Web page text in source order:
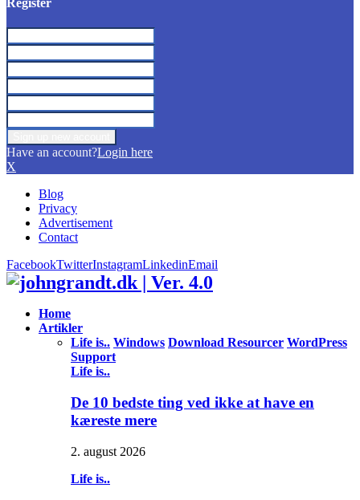
Have an account?Login here
X
Blog
Privacy
Advertisement
Contact
FacebookTwitterInstagramLinkedinEmail
Home
Artikler
Life is.. Windows Download Resourcer WordPress
Support
Life is..
De 10 bedste ting ved ikke at have en
kæreste mere
2. august 2026
Life is..